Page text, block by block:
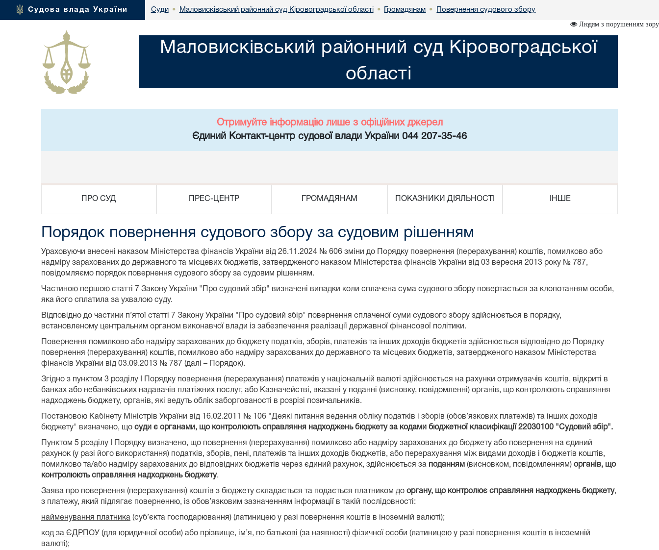
Судова влада України Суди • Маловисківський районний суд Кіровоградської області • Громадянам • Повернення судового збору
Людям з порушенням зору
Маловисківський районний суд Кіровоградської
області
Отримуйте інформацію лише з офіційних джерел
Єдиний Контакт-центр судової влади України 044 207-35-46
ПРО СУД ПРЕС-ЦЕНТР ГРОМАДЯНАМ ПОКАЗНИКИ ДІЯЛЬНОСТІ ІНШЕ
Порядок повернення судового збору за судовим рішенням
Ураховуючи внесені наказом Міністерства фінансів України від 26.11.2024 № 606 зміни до Порядку повернення (перерахування) коштів, помилково або
надміру зарахованих до державного та місцевих бюджетів, затвердженого наказом Міністерства фінансів України від 03 вересня 2013 року № 787,
повідомляємо порядок повернення судового збору за судовим рішенням.
Частиною першою статті 7 Закону України "Про судовий збір" визначені випадки коли сплачена сума судового збору повертається за клопотанням особи,
яка його сплатила за ухвалою суду.
Відповідно до частини п’ятої статті 7 Закону України "Про судовий збір" повернення сплаченої суми судового збору здійснюється в порядку,
встановленому центральним органом виконавчої влади із забезпечення реалізації державної фінансової політики.
Повернення помилково або надміру зарахованих до бюджету податків, зборів, платежів та інших доходів бюджетів здійснюється відповідно до Порядку
повернення (перерахування) коштів, помилково або надміру зарахованих до державного та місцевих бюджетів, затвердженого наказом Міністерства
фінансів України від 03.09.2013 № 787 (далі – Порядок).
Згідно з пунктом 3 розділу I Порядку повернення (перерахування) платежів у національній валюті здійснюється на рахунки отримувачів коштів, відкриті в
банках або небанківських надавачів платіжних послуг, або Казначействі, вказані у поданні (висновку, повідомленні) органів, що контролюють справляння
надходжень бюджету, органів, які ведуть облік заборгованості в розрізі позичальників.
Постановою Кабінету Міністрів України від 16.02.2011 № 106 "Деякі питання ведення обліку податків і зборів (обов’язкових платежів) та інших доходів
бюджету" визначено, що суди є органами, що контролюють справляння надходжень бюджету за кодами бюджетної класифікації 22030100 "Судовий збір".
Пунктом 5 розділу I Порядку визначено, що повернення (перерахування) помилково або надміру зарахованих до бюджету або повернення на єдиний
рахунок (у разі його використання) податків, зборів, пені, платежів та інших доходів бюджетів, або перерахування між видами доходів і бюджетів коштів,
помилково та/або надміру зарахованих до відповідних бюджетів через єдиний рахунок, здійснюється за поданням (висновком, повідомленням) органів, що
контролюють справляння надходжень бюджету.
Заява про повернення (перерахування) коштів з бюджету складається та подається платником до органу, що контролює справляння надходжень бюджету,
з платежу, який підлягає поверненню, із обов’язковим зазначенням інформації в такій послідовності:
найменування платника (суб’єкта господарювання) (латиницею у разі повернення коштів в іноземній валюті);
код за ЄДРПОУ (для юридичної особи) або прізвище, ім’я, по батькові (за наявності) фізичної особи (латиницею у разі повернення коштів в іноземній
валюті);